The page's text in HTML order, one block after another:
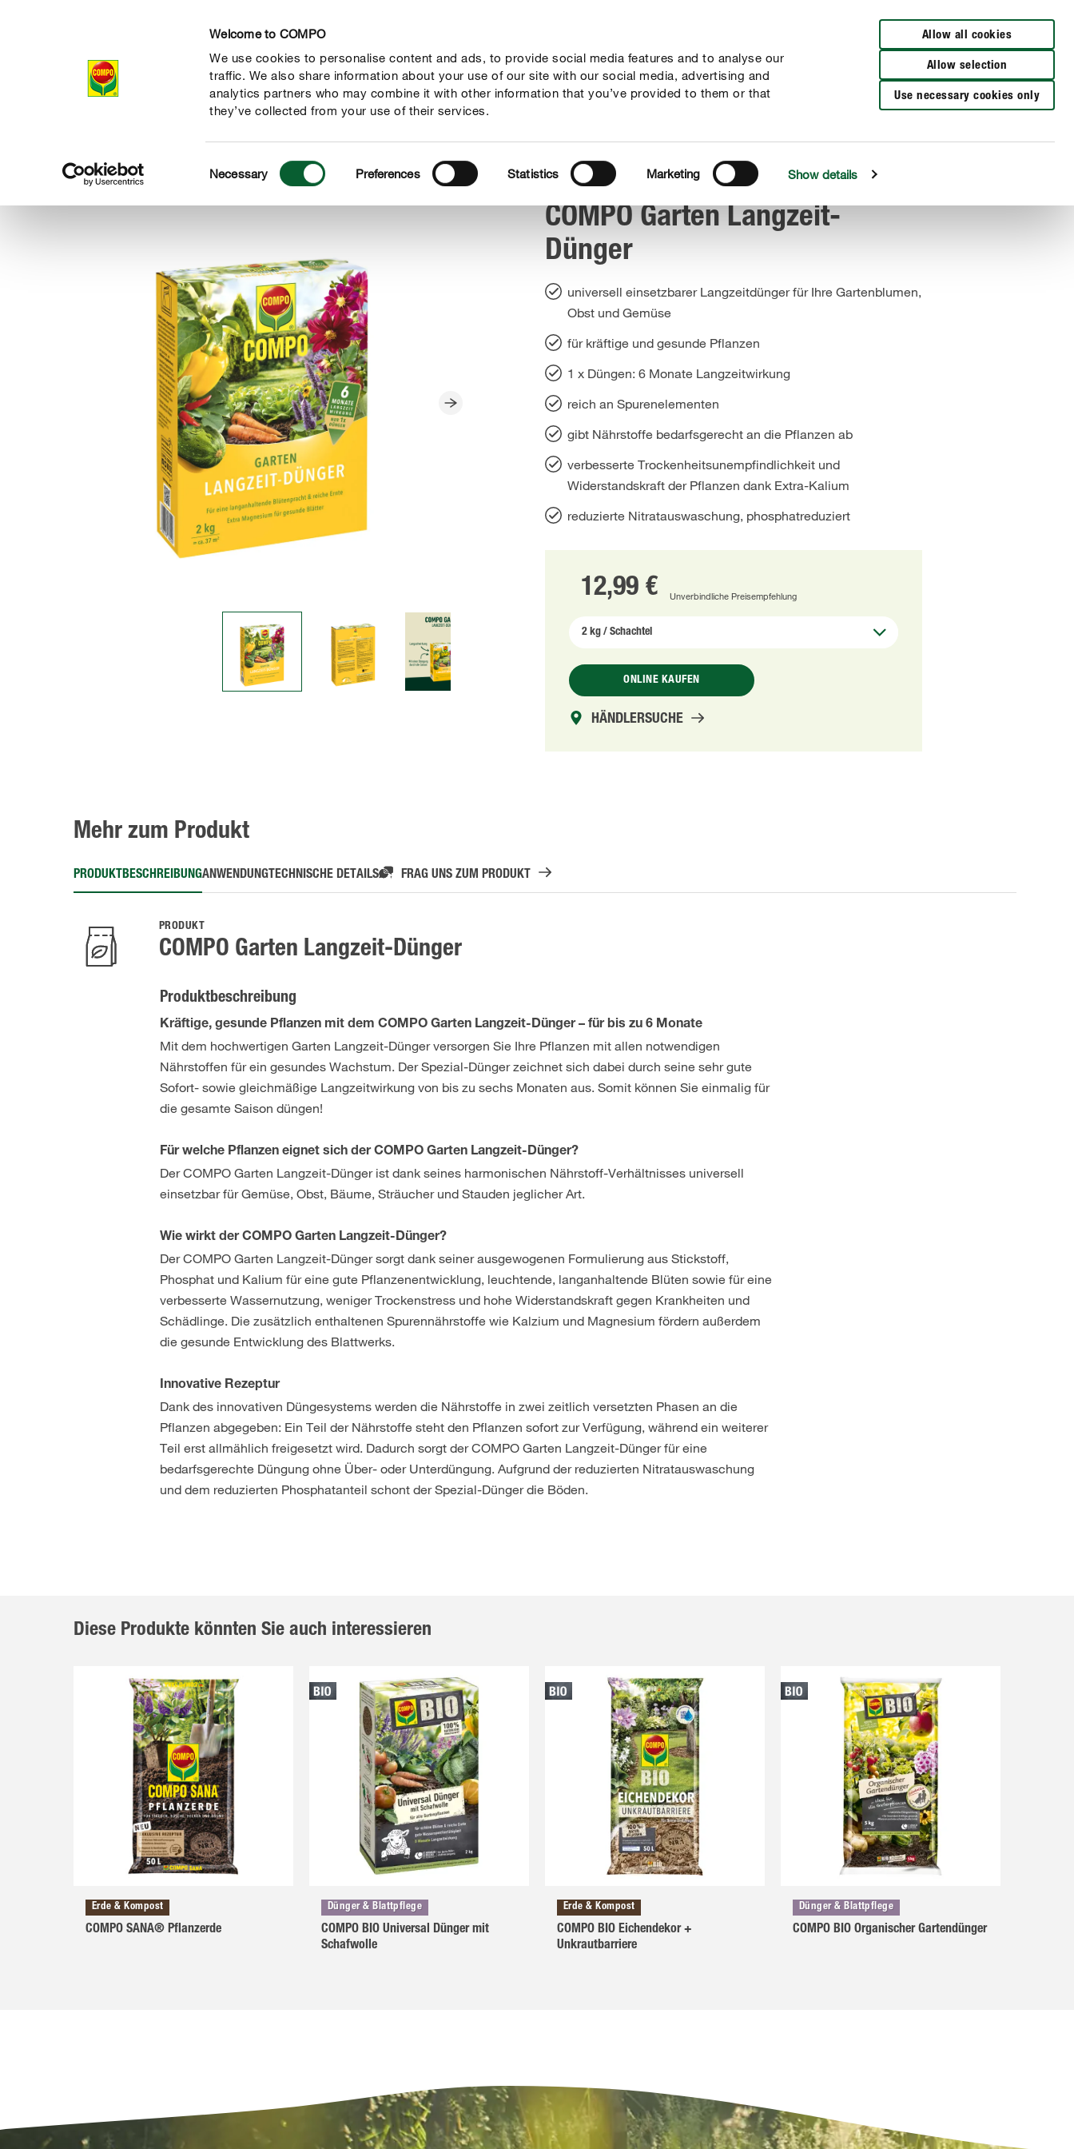
Welcome to COMPO
We use cookies to personalise content and ads, to provide social media features and to analyse our
traffic. We also share information about your use of our site with our social media, advertising and
analytics partners who may combine it with other information that you’ve provided to them or that
they’ve collected from your use of their services.
Selection
Necessary Preferences Statistics Marketing Show details
Allow all cookies
Allow selection
Use necessary cookies only
Produkte Ratgeber Themenwelten Service Unternehmen
COMPOProdukte Dünger & Blattpflege Gartenpflanzen COMPO Garten Langzeit-Dünger
COMPO Garten Langzeit-
Dünger
universell einsetzbarer Langzeitdünger für Ihre Gartenblumen,
Obst und Gemüse
für kräftige und gesunde Pflanzen
1 x Düngen: 6 Monate Langzeitwirkung
reich an Spurenelementen
gibt Nährstoffe bedarfsgerecht an die Pflanzen ab
verbesserte Trockenheitsunempfindlichkeit und
Widerstandskraft der Pflanzen dank Extra-Kalium
reduzierte Nitratauswaschung, phosphatreduziert
12,99 € Unverbindliche Preisempfehlung
ONLINE KAUFEN
HÄNDLERSUCHE
Mehr zum Produkt
PRODUKTBESCHREIBUNGANWENDUNGTECHNISCHE DETAILS FRAG UNS ZUM PRODUKT
PRODUKT
COMPO Garten Langzeit-Dünger
Produktbeschreibung
Kräftige, gesunde Pflanzen mit dem COMPO Garten Langzeit-Dünger – für bis zu 6 Monate
Mit dem hochwertigen Garten Langzeit-Dünger versorgen Sie Ihre Pflanzen mit allen notwendigen
Nährstoffen für ein gesundes Wachstum. Der Spezial-Dünger zeichnet sich dabei durch seine sehr gute
Sofort- sowie gleichmäßige Langzeitwirkung von bis zu sechs Monaten aus. Somit können Sie einmalig für
die gesamte Saison düngen!
Für welche Pflanzen eignet sich der COMPO Garten Langzeit-Dünger?
Der COMPO Garten Langzeit-Dünger ist dank seines harmonischen Nährstoff-Verhältnisses universell
einsetzbar für Gemüse, Obst, Bäume, Sträucher und Stauden jeglicher Art.
Wie wirkt der COMPO Garten Langzeit-Dünger?
Der COMPO Garten Langzeit-Dünger sorgt dank seiner ausgewogenen Formulierung aus Stickstoff,
Phosphat und Kalium für eine gute Pflanzenentwicklung, leuchtende, langanhaltende Blüten sowie für eine
verbesserte Wassernutzung, weniger Trockenstress und hohe Widerstandskraft gegen Krankheiten und
Schädlinge. Die zusätzlich enthaltenen Spurennährstoffe wie Kalzium und Magnesium fördern außerdem
die gesunde Entwicklung des Blattwerks.
Innovative Rezeptur
Dank des innovativen Düngesystems werden die Nährstoffe in zwei zeitlich versetzten Phasen an die
Pflanzen abgegeben: Ein Teil der Nährstoffe steht den Pflanzen sofort zur Verfügung, während ein weiterer
Teil erst allmählich freigesetzt wird. Dadurch sorgt der COMPO Garten Langzeit-Dünger für eine
bedarfsgerechte Düngung ohne Über- oder Unterdüngung. Aufgrund der reduzierten Nitratauswaschung
und dem reduzierten Phosphatanteil schont der Spezial-Dünger die Böden.
Diese Produkte könnten Sie auch interessieren
Erde & Kompost
COMPO SANA® Pflanzerde
Dünger & Blattpflege
COMPO BIO Universal Dünger mit
Schafwolle
Erde & Kompost
COMPO BIO Eichendekor +
Unkrautbarriere
Dünger & Blattpflege
COMPO BIO Organischer Gartendünger